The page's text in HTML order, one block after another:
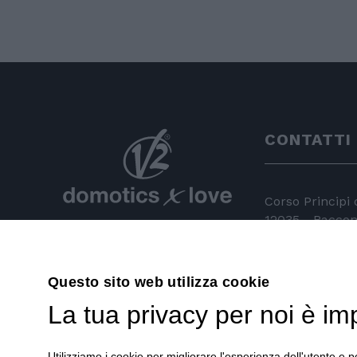
CONTATTI
Corso Principi
12035 -
Questo sito web utilizza cookie
La tua privacy per noi è